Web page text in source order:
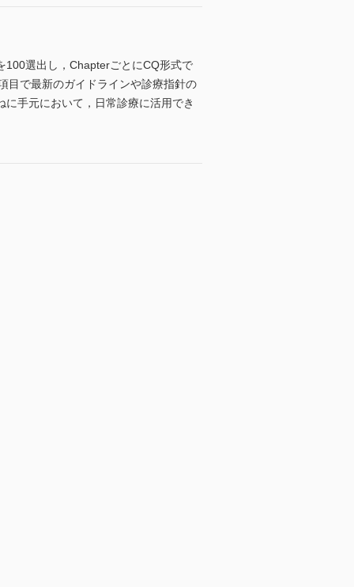
100選出し，ChapterごとにCQ形式で
目で最新のガイドラインや診療指針の
手元において，日常診療に活用でき